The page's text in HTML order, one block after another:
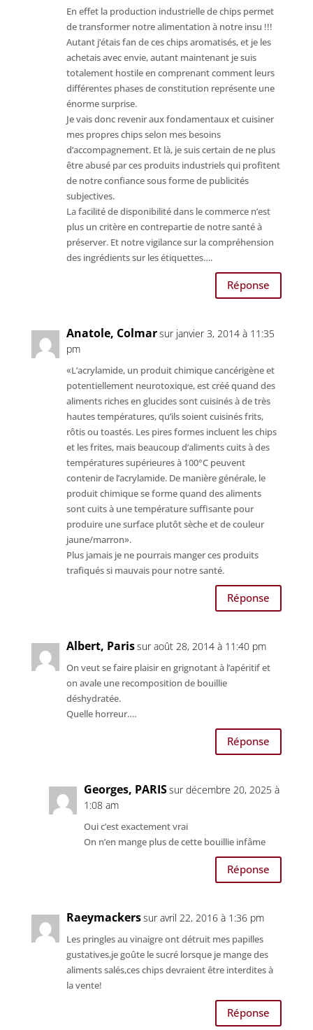
En effet la production industrielle de chips permet
de transformer notre alimentation à notre insu !!!
Autant j’étais fan de ces chips aromatisés, et je les
achetais avec envie, autant maintenant je suis
totalement hostile en comprenant comment leurs
différentes phases de constitution représente une
énorme surprise.
Je vais donc revenir aux fondamentaux et cuisiner
mes propres chips selon mes besoins
d’accompagnement. Et là, je suis certain de ne plus
être abusé par ces produits industriels qui profitent
de notre confiance sous forme de publicités
subjectives.
La facilité de disponibilité dans le commerce n’est
plus un critère en contrepartie de notre santé à
préserver. Et notre vigilance sur la compréhension
des ingrédients sur les étiquettes….
Réponse
Anatole, Colmarsur janvier 3, 2014 à 11:35
pm
«L’acrylamide, un produit chimique cancérigène et
potentiellement neurotoxique, est créé quand des
aliments riches en glucides sont cuisinés à de très
hautes températures, qu’ils soient cuisinés frits,
rôtis ou toastés. Les pires formes incluent les chips
et les frites, mais beaucoup d’aliments cuits à des
températures supérieures à 100°C peuvent
contenir de l’acrylamide. De manière générale, le
produit chimique se forme quand des aliments
sont cuits à une température suffisante pour
produire une surface plutôt sèche et de couleur
jaune/marron».
Plus jamais je ne pourrais manger ces produits
trafiqués si mauvais pour notre santé.
Réponse
Albert, Parissur août 28, 2014 à 11:40 pm
On veut se faire plaisir en grignotant à l’apéritif et
on avale une recomposition de bouillie
déshydratée.
Quelle horreur….
Réponse
Georges, PARISsur décembre 20, 2025 à
1:08 am
Oui c’est exactement vrai
On n’en mange plus de cette bouillie infâme
Réponse
Raeymackerssur avril 22, 2016 à 1:36 pm
Les pringles au vinaigre ont détruit mes papilles
gustatives,je goûte le sucré lorsque je mange des
aliments salés,ces chips devraient être interdites à
la vente!
Réponse